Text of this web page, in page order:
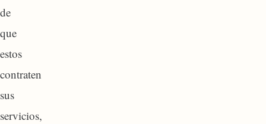
de
que
estos
contraten
sus
servicios,